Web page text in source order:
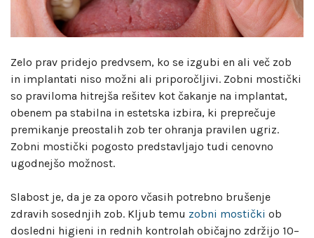
Zelo prav pridejo predvsem, ko se izgubi en ali več zob
in implantati niso možni ali priporočljivi. Zobni mostički
so praviloma hitrejša rešitev kot čakanje na implantat,
obenem pa stabilna in estetska izbira, ki preprečuje
premikanje preostalih zob ter ohranja pravilen ugriz.
Zobni mostički pogosto predstavljajo tudi cenovno
ugodnejšo možnost.
Slabost je, da je za oporo včasih potrebno brušenje
zdravih sosednjih zob. Kljub temu zobni mostički ob
dosledni higieni in rednih kontrolah običajno zdržijo 10–